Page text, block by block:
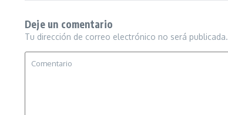
Deje un comentario
Tu dirección de correo electrónico no será publicada.